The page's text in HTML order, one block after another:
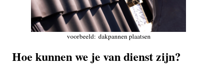
voorbeeld: dakpannen plaatsen
Hoe kunnen we je van dienst zijn?